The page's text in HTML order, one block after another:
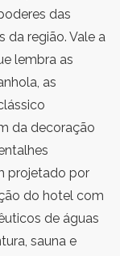
das
da região. Vale a
lembra as
as
da decoração
projetado por
do hotel com
de águas
sauna e